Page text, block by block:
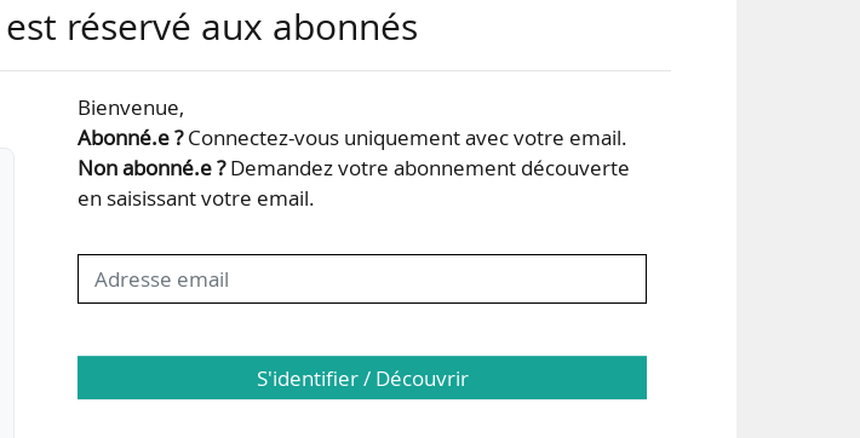
l’achèvement de la législation
réservé aux abonnés
Bienvenue,
Abonné.e ?Connectez-vous uniquement avec votre email.
Non abonné.e ?Demandez votre abonnement découverte
en saisissant votre email.
S'identifier / Découvrir